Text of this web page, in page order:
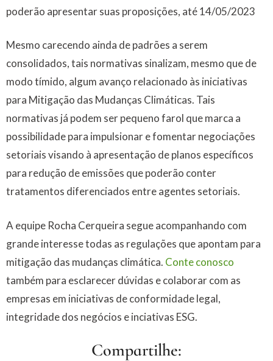
poderão apresentar suas proposições, até 14/05/2023
Mesmo carecendo ainda de padrões a serem
consolidados, tais normativas sinalizam, mesmo que de
modo tímido, algum avanço relacionado às iniciativas
para Mitigação das Mudanças Climáticas. Tais
normativas já podem ser pequeno farol que marca a
possibilidade para impulsionar e fomentar negociações
setoriais visando à apresentação de planos específicos
para redução de emissões que poderão conter
tratamentos diferenciados entre agentes setoriais.
A equipe Rocha Cerqueira segue acompanhando com
grande interesse todas as regulações que apontam para
mitigação das mudanças climática. Conte conosco
também para esclarecer dúvidas e colaborar com as
empresas em iniciativas de conformidade legal,
integridade dos negócios e inciativas ESG.
Compartilhe: